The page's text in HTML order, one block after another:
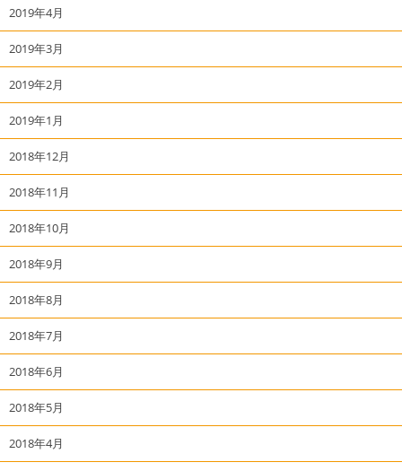
2019年4月
2019年3月
2019年2月
2019年1月
2018年12月
2018年11月
2018年10月
2018年9月
2018年8月
2018年7月
2018年6月
2018年5月
2018年4月